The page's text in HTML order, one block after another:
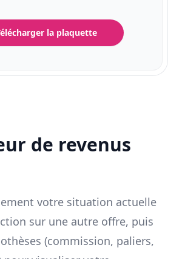
la plaquette
de revenus
votre situation actuelle
sur une autre offre, puis
(commission, paliers,